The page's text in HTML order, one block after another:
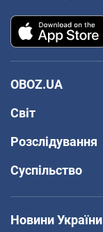
OBOZ.UA
Світ
Розслідування
Суспільство
Новини України